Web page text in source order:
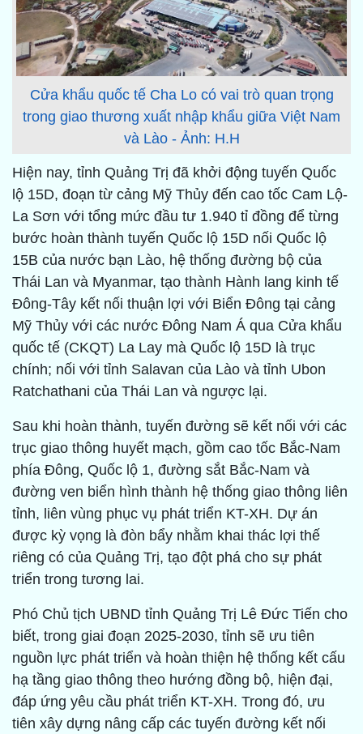
Cửa khẩu quốc tế Cha Lo có vai trò quan trọng
trong giao thương xuất nhập khẩu giữa Việt Nam
và Lào - Ảnh: H.H
Hiện nay, tỉnh Quảng Trị đã khởi động tuyến Quốc
lộ 15D, đoạn từ cảng Mỹ Thủy đến cao tốc Cam Lộ-
La Sơn với tổng mức đầu tư 1.940 tỉ đồng để từng
bước hoàn thành tuyến Quốc lộ 15D nối Quốc lộ
15B của nước bạn Lào, hệ thống đường bộ của
Thái Lan và Myanmar, tạo thành Hành lang kinh tế
Đông-Tây kết nối thuận lợi với Biển Đông tại cảng
Mỹ Thủy với các nước Đông Nam Á qua Cửa khẩu
quốc tế (CKQT) La Lay mà Quốc lộ 15D là trục
chính; nối với tỉnh Salavan của Lào và tỉnh Ubon
Ratchathani của Thái Lan và ngược lại.
Sau khi hoàn thành, tuyến đường sẽ kết nối với các
trục giao thông huyết mạch, gồm cao tốc Bắc-Nam
phía Đông, Quốc lộ 1, đường sắt Bắc-Nam và
đường ven biển hình thành hệ thống giao thông liên
tỉnh, liên vùng phục vụ phát triển KT-XH. Dự án
được kỳ vọng là đòn bẩy nhằm khai thác lợi thế
riêng có của Quảng Trị, tạo đột phá cho sự phát
triển trong tương lai.
Phó Chủ tịch UBND tỉnh Quảng Trị Lê Đức Tiến cho
biết, trong giai đoạn 2025-2030, tỉnh sẽ ưu tiên
nguồn lực phát triển và hoàn thiện hệ thống kết cấu
hạ tầng giao thông theo hướng đồng bộ, hiện đại,
đáp ứng yêu cầu phát triển KT-XH. Trong đó, ưu
tiên xây dựng nâng cấp các tuyến đường kết nối